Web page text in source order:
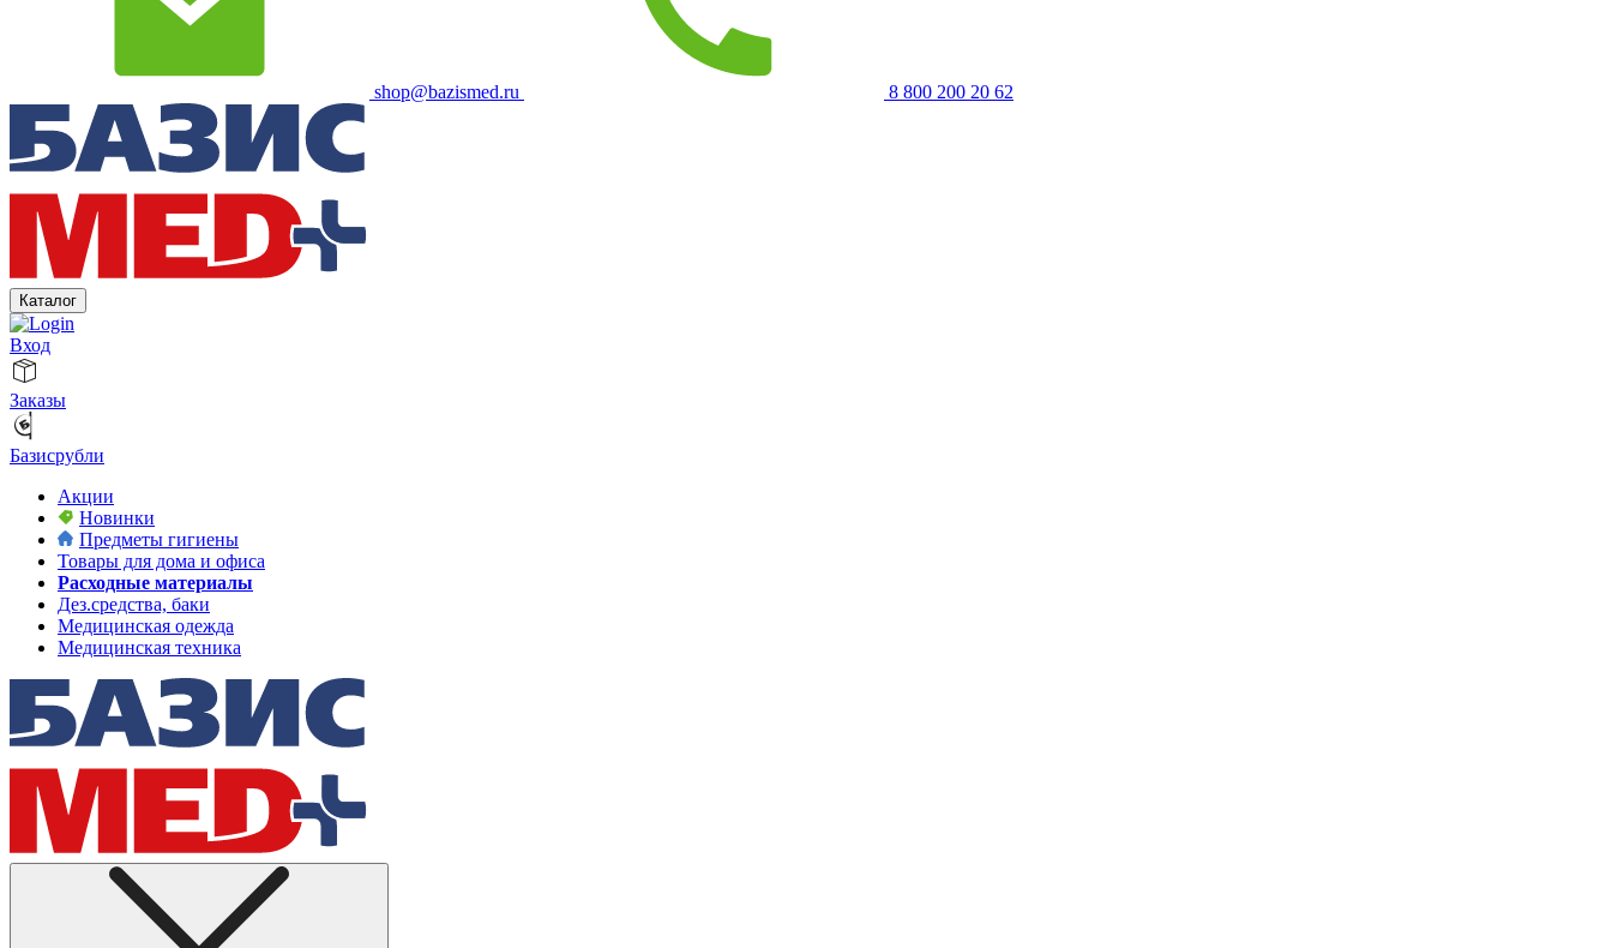
shop@bazismed.ru 8 800 200 20 62
Каталог
Вход
Заказы
Базисрубли
Акции
Новинки
Предметы гигиены
Товары для дома и офиса
Расходные материалы
Дез.средства, баки
Медицинская одежда
Медицинская техника